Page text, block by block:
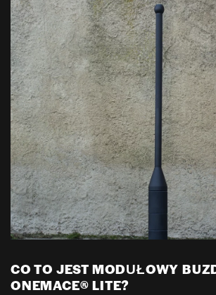
CO TO JEST MODUŁOWY
ONEMACE® LITE?